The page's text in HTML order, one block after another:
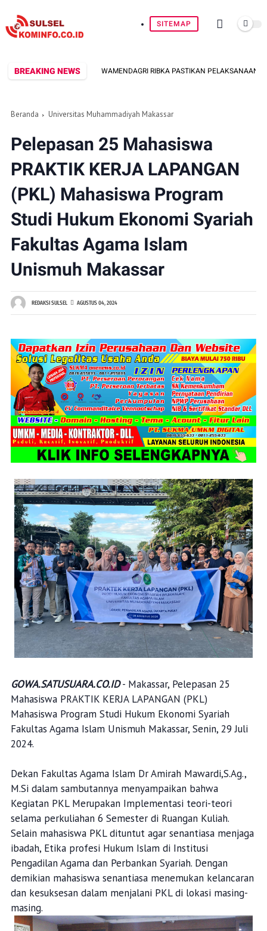
SITEMAP
BREAKING NEWSWAMENDAGRI RIBKA PASTIKAN PELAKSANAAN TAHAP
Beranda Universitas Muhammadiyah Makassar
Pelepasan 25 Mahasiswa
PRAKTIK KERJA LAPANGAN
(PKL) Mahasiswa Program
Studi Hukum Ekonomi Syariah
Fakultas Agama Islam
Unismuh Makassar
REDAKSI SULSEL AGUSTUS 04, 2024
GOWA.SATUSUARA.CO.ID- Makassar, Pelepasan 25
Mahasiswa PRAKTIK KERJA LAPANGAN (PKL)
Mahasiswa Program Studi Hukum Ekonomi Syariah
Fakultas Agama Islam Unismuh Makassar, Senin, 29 Juli
2024.
Dekan Fakultas Agama Islam Dr Amirah Mawardi,S.Ag.,
M.Si dalam sambutannya menyampaikan bahwa
Kegiatan PKL Merupakan Implementasi teori-teori
selama perkuliahan 6 Semester di Ruangan Kuliah.
Selain mahasiswa PKL dituntut agar senantiasa menjaga
ibadah, Etika profesi Hukum Islam di Institusi
Pengadilan Agama dan Perbankan Syariah. Dengan
demikian mahasiswa senantiasa menemukan kelancaran
dan kesuksesan dalam menjalani PKL di lokasi masing-
masing.